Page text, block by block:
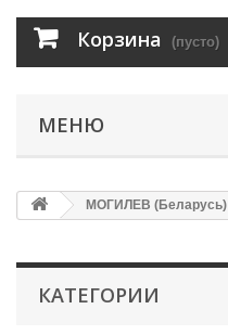
Корзина (пусто)
МЕНЮ
МОГИЛЕВ (Беларусь)
КАТЕГОРИИ